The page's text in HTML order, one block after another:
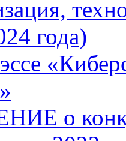
года)
о